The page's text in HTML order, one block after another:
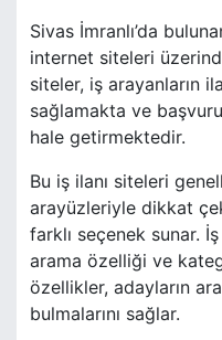
Sivas İmranlı’da
internet siteleri
siteler, iş arayanların
sağlamakta ve
hale getirmektedir.
Bu iş ilanı siteleri
arayüzleriyle dikkat
farklı seçenek sunar.
arama özelliği ve
özellikler, adayların
bulmalarını sağlar.